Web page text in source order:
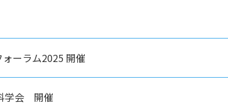
ーラム2025 開催
学会 開催